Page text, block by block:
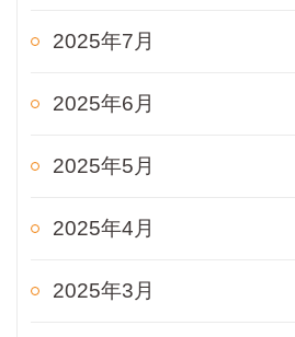
2025年7月
2025年6月
2025年5月
2025年4月
2025年3月